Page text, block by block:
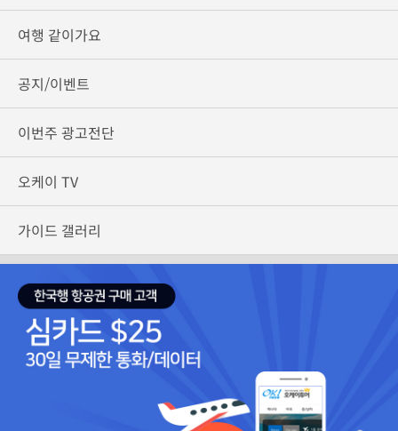
여행 같이가요
공지/이벤트
이번주 광고전단
오케이 TV
가이드 갤러리